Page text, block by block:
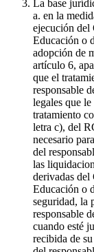
La base
a. en la
ejecución del
Educación o
adopción de
artículo 6,
que el
responsable
legales que
tratamiento
letra c), del
necesario
del
las
derivadas
Educación o
seguridad, la
responsable
cuando esté
recibida de